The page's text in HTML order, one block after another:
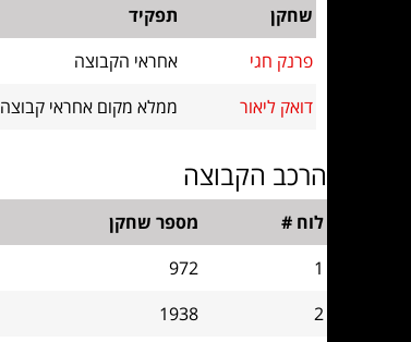
שחקן תפקיד
פרנק חגי
אחראי הקבוצה
דואק ליאור
ממלא מקום אחראי קבוצה
הרכב הקבוצה
לוח # מספר שחקן
1
972
2
1938